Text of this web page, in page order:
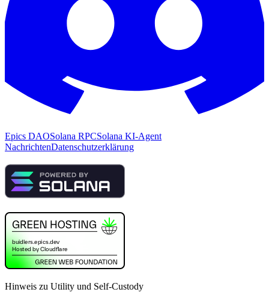
Epics DAOSolana RPCSolana KI-Agent
NachrichtenDatenschutzerklärung
Hinweis zu Utility und Self-Custody